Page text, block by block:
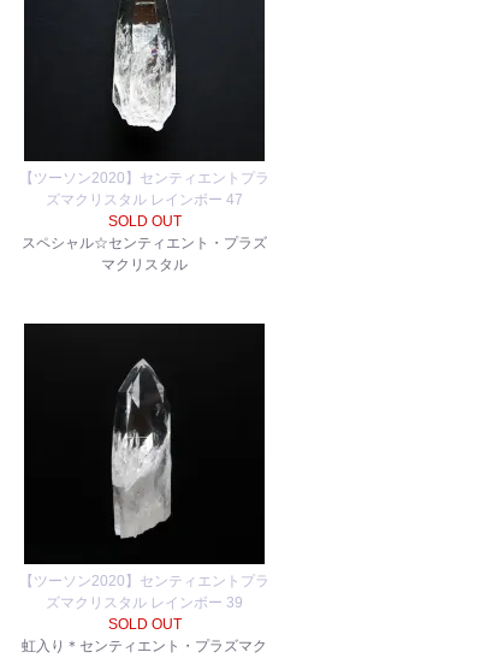
【ツーソン2020】センティエントプラ
ズマクリスタル レインボー 47
SOLD OUT
スペシャル☆センティエント・プラズ
マクリスタル
【ツーソン2020】センティエントプラ
ズマクリスタル レインボー 39
SOLD OUT
虹入り＊センティエント・プラズマク